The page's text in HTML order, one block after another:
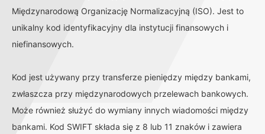
Międzynarodową Organizację Normalizacyjną (ISO). Jest to
unikalny kod identyfikacyjny dla instytucji finansowych i
niefinansowych.
Kod jest używany przy transferze pieniędzy między bankami,
zwłaszcza przy międzynarodowych przelewach bankowych.
Może również służyć do wymiany innych wiadomości między
bankami. Kod SWIFT składa się z 8 lub 11 znaków i zawiera